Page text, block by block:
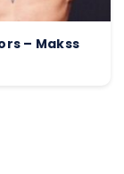
– Makss